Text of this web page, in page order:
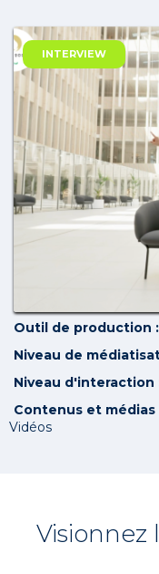
INTERVIEW
Outil de production :
Niveau de
Niveau d'interaction
Contenus et
Vidéos
Visionnez